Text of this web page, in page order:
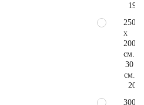
250
x
200
см.
30
см.
300